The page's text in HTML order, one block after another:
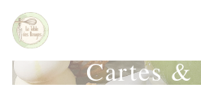
Personnalisation de vos choix
Cartes &